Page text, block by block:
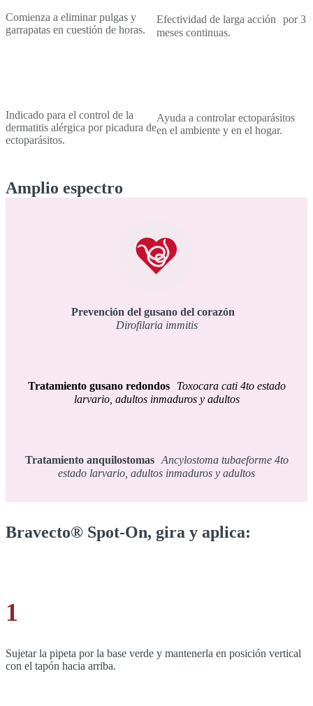
Comienza a eliminar pulgas y
garrapatas en cuestión de horas.
Indicado para el control de la
dermatitis alérgica por picadura de
ectoparásitos.
Efectividad de larga acción por 3
meses continuas.
Ayuda a controlar ectoparásitos
en el ambiente y en el hogar.
Amplio espectro
Prevención del gusano del corazón
Dirofilaria immitis
Tratamiento gusano redondos Toxocara cati 4to estado
larvario, adultos inmaduros y adultos
Tratamiento anquilostomas Ancylostoma tubaeforme 4to
estado larvario, adultos inmaduros y adultos
Bravecto® Spot-On, gira y aplica:
1
Sujetar la pipeta por la base verde y mantenerla en posición vertical
con el tapón hacia arriba.